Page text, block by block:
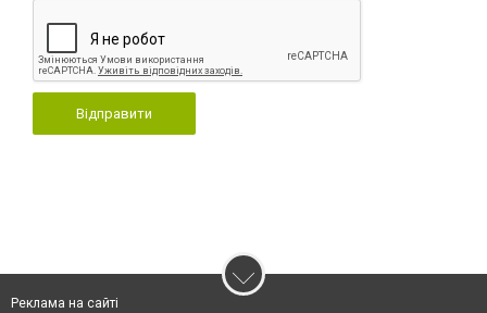
Відправити
Реклама на сайті